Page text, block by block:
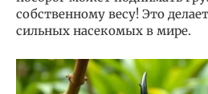
собственному весу! Это
сильных насекомых в мире.